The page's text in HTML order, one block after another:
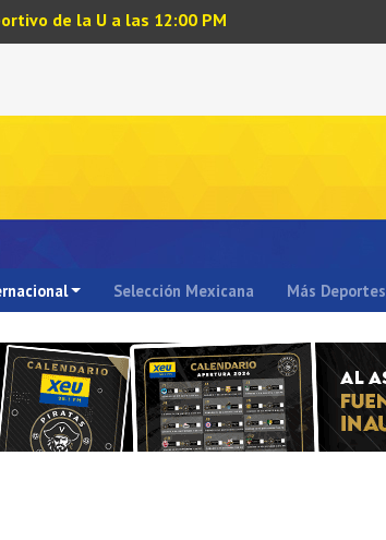
de la U a las 12:00 PM
Selección Mexicana Más Deportes